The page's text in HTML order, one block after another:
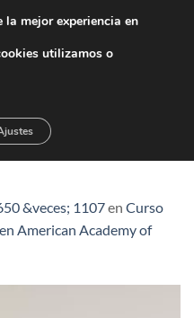
637 42 97 25
de-hilos-PDO-
of-Aesthetian-
&veces; 1107en Curso
American Academy of
mejor experiencia en
utilizamos o